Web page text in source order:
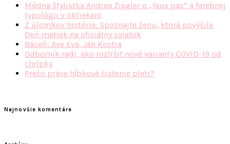
Módna štylistka Andrea Ziegler o „faux pas“ a farebnej
typológii v obliekaní
Z úlomkov histórie: Spoznajte ženu, ktorá povýšila
Deň matiek na oficiálny sviatok
Báseň: Ave Eva, Ján Kostra
Odborník radí, ako rozlíšiť nové varianty COVID-19 od
chrípky
Prečo práve hĺbkové čistenie pleti?
Najnovšie komentáre